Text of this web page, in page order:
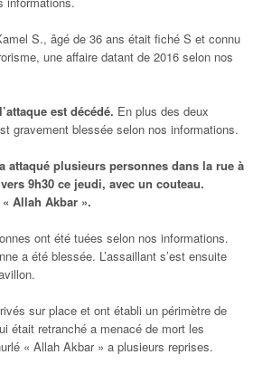
S., âgé de 36 ans était fiché S et connu
une affaire datant de 2016 selon nos
est décédé. En plus des deux
gravement blessée selon nos informations.
attaqué plusieurs personnes dans la rue à
9h30 ce jeudi, avec un couteau.
Allah Akbar ».
ont été tuées selon nos informations.
a été blessée. L’assaillant s’est ensuite
sur place et ont établi un périmètre de
était retranché a menacé de mort les
« Allah Akbar » a plusieurs reprises.